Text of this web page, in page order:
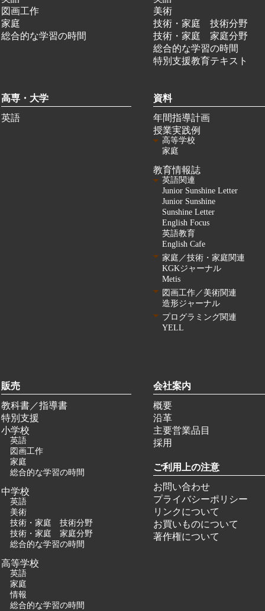
図画工作
家庭
総合的な学習の時間
美術
技術・家庭 技術分野
技術・家庭 家庭分野
総合的な学習の時間
特別支援教育テキスト
高専・大学
英語
資料
年間指導計画
授業実践例
高等学校
家庭
教育情報誌
英語関連
Junior Sunshine Letter
Junior Sunshine
Sunshine Letter
English Focus
英語教育
English Cafe
家庭／技術・家庭関連
KGKジャーナル
Metis
図画工作／美術関連
造形ジャーナル
プログラミング関連
YELL
販売
教科書／指導書
特別支援
小学校
英語
図画工作
家庭
総合的な学習の時間
中学校
英語
美術
技術・家庭 技術分野
技術・家庭 家庭分野
総合的な学習の時間
高等学校
英語
家庭
情報
総合的な学習の時間
会社案内
概要
沿革
主要営業品目
採用
ご利用上の注意
お問い合わせ
プライバシーポリシー
リンクについて
お買いものについて
著作権について